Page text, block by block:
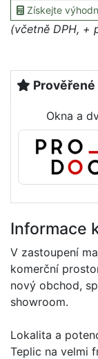
Získejte
(včetně DPH, +
Okna a
Informace
V zastoupení
komerční
nový obchod,
showroom.
Lokalita a
Teplic na velmi